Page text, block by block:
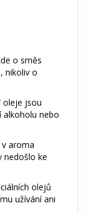
o směs
nikoliv o
oleje jsou
alkoholu nebo
aroma
nedošlo ke
olejů
užívání ani